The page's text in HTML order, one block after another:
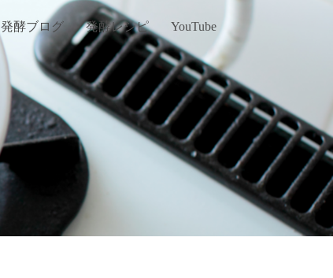
発酵ブログ 発酵レシピ
YouTube